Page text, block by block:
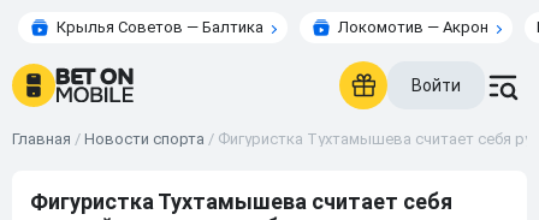
Крылья Советов — Балтика Локомотив — Акрон
Войти
Главная / Новости спорта / Фигуристка Тухтамышева считает себя
Фигуристка Тухтамышева считает себя